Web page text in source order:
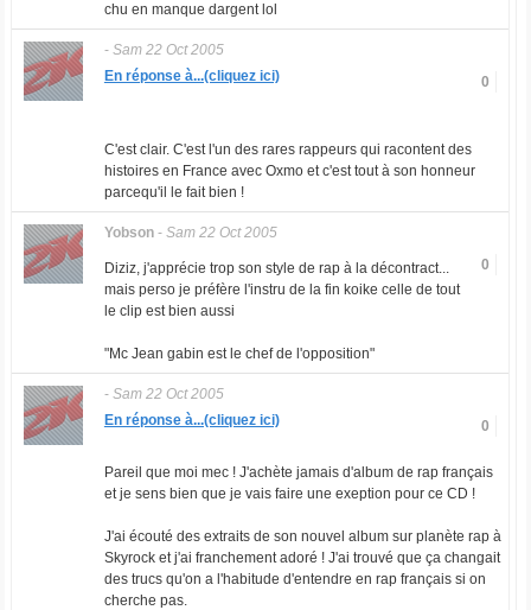
chu en manque dargent lol
- Sam 22 Oct 2005
0
En réponse à...(cliquez ici)
C'est clair. C'est l'un des rares rappeurs qui racontent des
histoires en France avec Oxmo et c'est tout à son honneur
parcequ'il le fait bien !
Yobson- Sam 22 Oct 2005
0
Diziz, j'apprécie trop son style de rap à la décontract...
mais perso je préfère l'instru de la fin koike celle de tout
le clip est bien aussi
"Mc Jean gabin est le chef de l'opposition"
- Sam 22 Oct 2005
0
En réponse à...(cliquez ici)
Pareil que moi mec ! J'achète jamais d'album de rap français
et je sens bien que je vais faire une exeption pour ce CD !
J'ai écouté des extraits de son nouvel album sur planète rap à
Skyrock et j'ai franchement adoré ! J'ai trouvé que ça changait
des trucs qu'on a l'habitude d'entendre en rap français si on
cherche pas.